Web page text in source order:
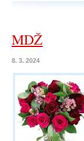
MDŽ
8. 3. 2024